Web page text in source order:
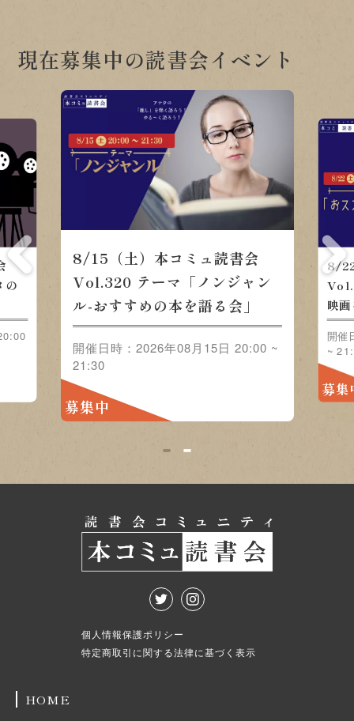
現在募集中の読書会イベント
の
8/15（土）本コミュ読書会
Vol.320 テーマ「ノンジャン
ル-おすすめの本を語る会」
開催日時：2026年08月15日 20:00 ~
21:30
募集中
8/
映
開催
~
募集
1 2
個人情報保護ポリシー
特定商取引に関する法律に基づく表示
HOME